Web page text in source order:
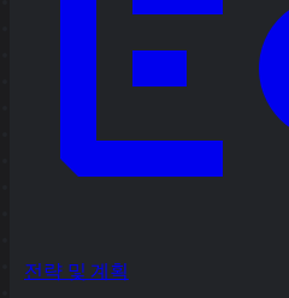
전략 및 계획